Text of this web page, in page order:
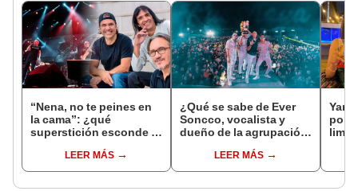
“Nena, no te peines en
la cama”: ¿qué
superstición esconde la
Enanitos Verdes?
LEER MÁS
¿Qué se sabe de Ever
Soncco, vocalista y
dueño de la agrupación
LEER MÁS
por